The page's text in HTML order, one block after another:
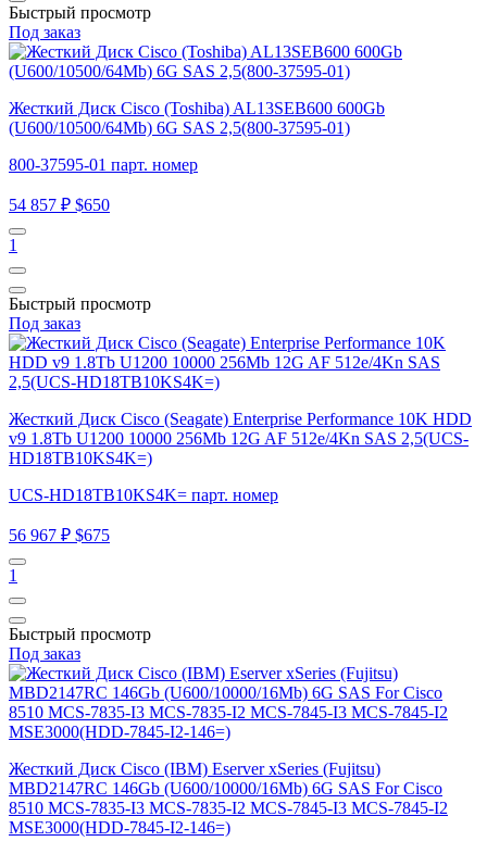
Быстрый просмотр
Под заказ
Жесткий Диск Cisco (Toshiba) AL13SEB600 600Gb
(U600/10500/64Mb) 6G SAS 2,5(800-37595-01)
800-37595-01 парт. номер
54 857 ₽ $650
1
Быстрый просмотр
Под заказ
Жесткий Диск Cisco (Seagate) Enterprise Performance 10K HDD
v9 1.8Tb U1200 10000 256Mb 12G AF 512e/4Kn SAS 2,5(UCS-
HD18TB10KS4K=)
UCS-HD18TB10KS4K= парт. номер
56 967 ₽ $675
1
Быстрый просмотр
Под заказ
Жесткий Диск Cisco (IBM) Eserver xSeries (Fujitsu)
MBD2147RC 146Gb (U600/10000/16Mb) 6G SAS For Cisco
8510 MCS-7835-I3 MCS-7835-I2 MCS-7845-I3 MCS-7845-I2
MSE3000(HDD-7845-I2-146=)